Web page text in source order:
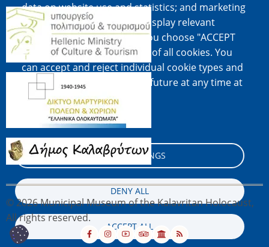
data on website use and statistics; and marketing
cookies, which are used to display relevant
content and advertising. If you choose "ACCEPT
ALL", you consent to the use of all cookies. You
can accept and reject individual cookie types and
revoke your consent for the future at any time at
"Settings".
Cookie documentation
COOKIE SETTINGS
DENY ALL
ACCEPT ALL
Image
Image
Image
© 2026 Municipal Museum of the Kalavritan Holocaust,
All rights reserved.